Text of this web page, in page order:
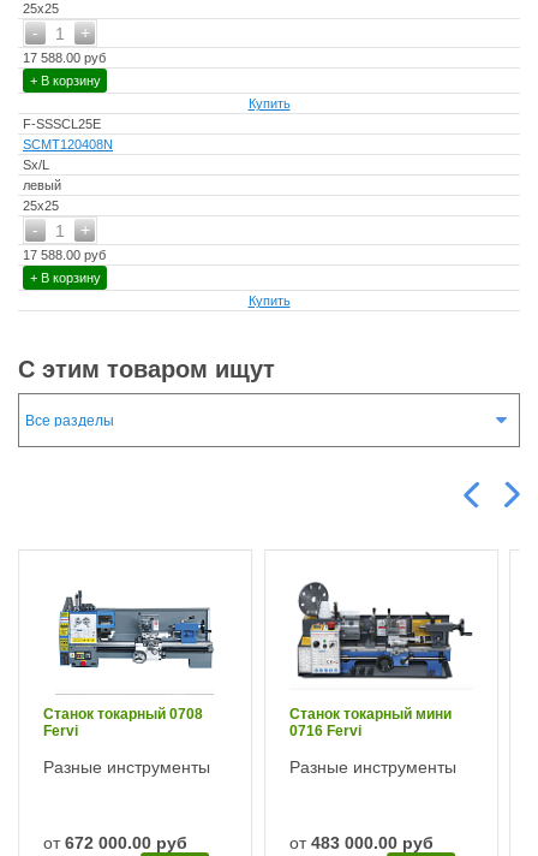
25х25
+
- 1
17 588.00 руб
+ В корзину
Купить
F-SSSCL25E
SCMT120408N
Sx/L
левый
25х25
+
- 1
17 588.00 руб
+ В корзину
Купить
С этим товаром ищут
Станок токарный 0708
Fervi
Разные инструменты
от672 000.00 руб
Станок токарный мини
0716 Fervi
Разные инструменты
от483 000.00 руб